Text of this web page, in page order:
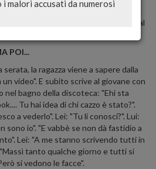
ubriaca". "Quelli che hanno fatto il
me erano già lì ad aspettare fuori dal
altri".
POI...
la ragazza viene a sapere dalla
video". E subito scrive al giovane con
nel bagno della discoteca: "Ehi sta
Tu hai idea di chi cazzo è stato?".
a vederlo". Lei: "Tu li conosci?". Lui:
sono io". "E vabbè se non dà fastidio a
Lei: "A me stanno scrivendo tutti in
"Massì tanto qualche giorno e tutti si
si vedono le facce".
malori accusati da numerosi